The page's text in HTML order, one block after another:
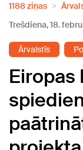
1188 ziņas
Trešdiena, 18.
Ārvalstīs
Eiropas